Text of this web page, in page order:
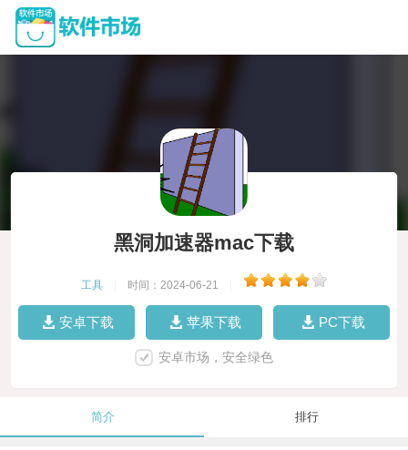
黑洞加速器mac下载
工具 时间：2024-06-21
安卓下载 苹果下载 PC下载
安卓市场，安全绿色
简介 排行